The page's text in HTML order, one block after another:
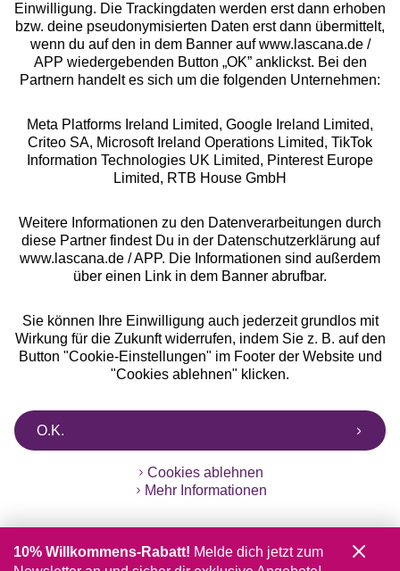
Rechtliches
Alle Preise inkl. MwSt., zzgl.
Versandkosten
** Bonität vorausgesetzt, berechtigt zur Bonitätsprüfung
Einwilligung. Die Trackingdaten werden erst dann erhoben
bzw. deine pseudonymisierten Daten erst dann übermittelt,
wenn du auf den in dem Banner auf www.lascana.de /
APP wiedergebenden Button „OK” anklickst. Bei den
Partnern handelt es sich um die folgenden Unternehmen:
Meta Platforms Ireland Limited, Google Ireland Limited,
Criteo SA, Microsoft Ireland Operations Limited, TikTok
Information Technologies UK Limited, Pinterest Europe
Limited, RTB House GmbH
Weitere Informationen zu den Datenverarbeitungen durch
diese Partner findest Du in der Datenschutzerklärung auf
www.lascana.de / APP. Die Informationen sind außerdem
über einen Link in dem Banner abrufbar.
Sie können Ihre Einwilligung auch jederzeit grundlos mit
Wirkung für die Zukunft widerrufen, indem Sie z. B. auf den
Button "Cookie-Einstellungen" im Footer der Website und
"Cookies ablehnen" klicken.
O.K.
Cookies ablehnen
Mehr Informationen
10% Willkommens-Rabatt! Melde dich jetzt zum